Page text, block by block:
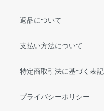
返品について
支払い方法について
特定商取引法に基づく表記
プライバシーポリシー